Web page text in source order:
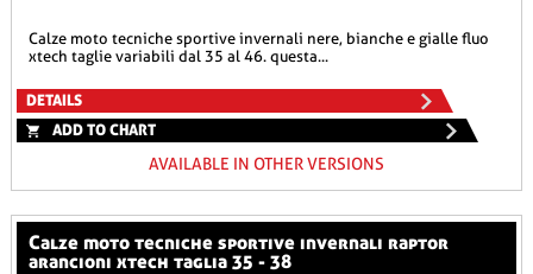
calze moto tecniche sportive invernali nere, bianche e gialle fluo
xtech taglie variabili dal 35 al 46. questa...
DETAILS
ADD TO CHART
AVAILABLE IN OTHER VERSIONS
calze moto tecniche sportive invernali raptor
arancioni xtech taglia 35 - 38